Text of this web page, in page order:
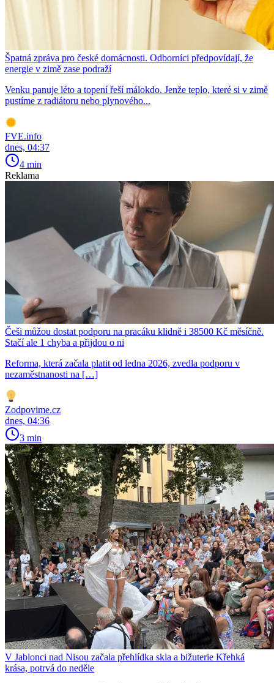
Špatná zpráva pro české domácnosti. Odborníci předpovídají, že
energie v zimě zase podraží
Venku panuje léto a topení řeší málokdo. Jenže teplo, které si v zimě
pustíme z radiátoru nebo plynového...
FVE.info
dnes, 04:37
4 min
Reklama
Češi můžou dostat podporu na pracáku klidně i 38500 Kč měsíčně.
Stačí ale 1 chyba a přijdou o ni
Reforma, která začala platit od ledna 2026, zvedla podporu v
nezaměstnanosti na […]
Zodpovime.cz
dnes, 04:36
3 min
V Jablonci nad Nisou začala přehlídka skla a bižuterie Křehká
krása, potrvá do neděle